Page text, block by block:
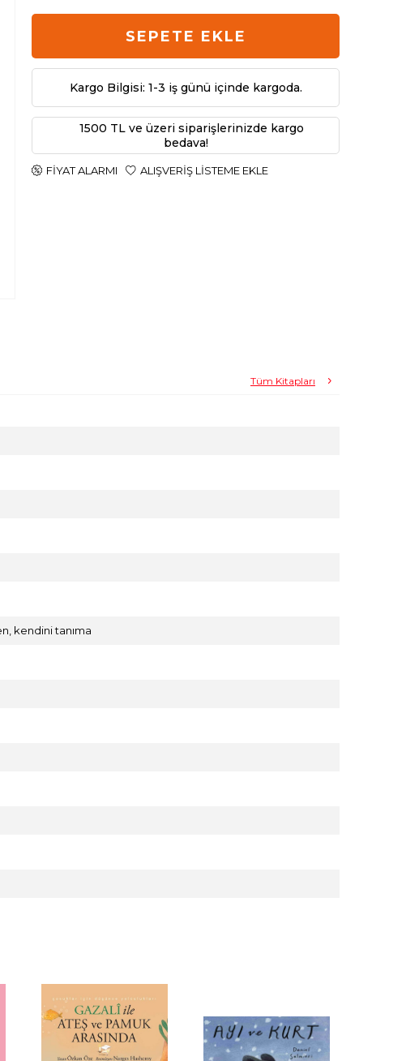
SEPETE EKLE
Kargo Bilgisi: 1-3 iş günü içinde kargoda.
1500 TL ve üzeri siparişlerinizde kargo
bedava!
FIYAT ALARMI ALIŞVERIŞ LISTEME EKLE
Tüm Kitapları
kendini tanıma